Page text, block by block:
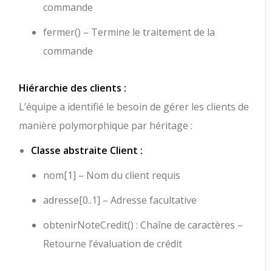
commande
fermer() – Termine le traitement de la
commande
Hiérarchie des clients :
L’équipe a identifié le besoin de gérer les clients de
manière polymorphique par héritage :
Classe abstraite Client :
nom[1] – Nom du client requis
adresse[0..1] – Adresse facultative
obtenirNoteCredit() : Chaîne de caractères –
Retourne l’évaluation de crédit